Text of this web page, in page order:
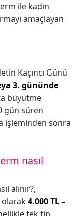
ile kadın
amaçlayan
Kaçıncı Günü
3. gününde
büyütme
gün süren
işleminden sonra
nasıl
alınır?,
olarak4.000 TL –